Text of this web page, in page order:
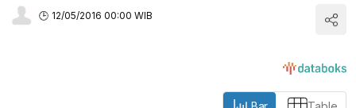
12/05/2016 00:00 WIB